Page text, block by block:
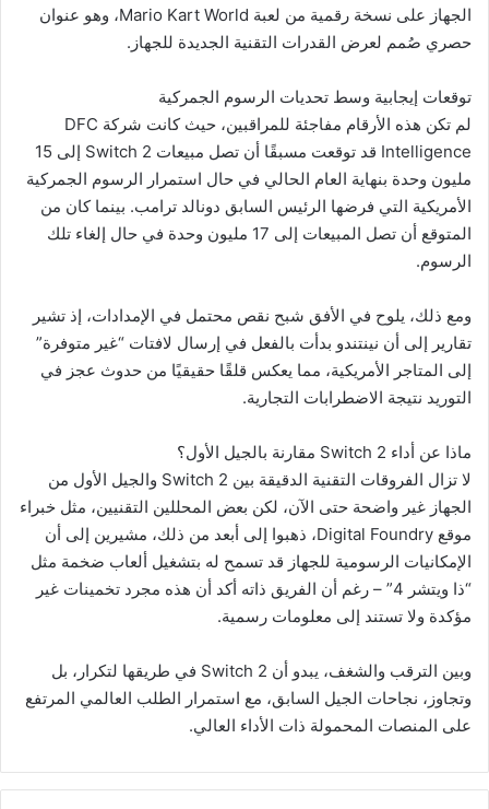
الجهاز على نسخة رقمية من لعبة Mario Kart World، وهو عنوان
حصري صُمم لعرض القدرات التقنية الجديدة للجهاز.
توقعات إيجابية وسط تحديات الرسوم الجمركية
لم تكن هذه الأرقام مفاجئة للمراقبين، حيث كانت شركة DFC
Intelligence قد توقعت مسبقًا أن تصل مبيعات Switch 2 إلى 15
مليون وحدة بنهاية العام الحالي في حال استمرار الرسوم الجمركية
الأمريكية التي فرضها الرئيس السابق دونالد ترامب. بينما كان من
المتوقع أن تصل المبيعات إلى 17 مليون وحدة في حال إلغاء تلك
الرسوم.
ومع ذلك، يلوح في الأفق شبح نقص محتمل في الإمدادات، إذ تشير
تقارير إلى أن نينتندو بدأت بالفعل في إرسال لافتات “غير متوفرة”
إلى المتاجر الأمريكية، مما يعكس قلقًا حقيقيًا من حدوث عجز في
التوريد نتيجة الاضطرابات التجارية.
ماذا عن أداء Switch 2 مقارنة بالجيل الأول؟
لا تزال الفروقات التقنية الدقيقة بين Switch 2 والجيل الأول من
الجهاز غير واضحة حتى الآن، لكن بعض المحللين التقنيين، مثل خبراء
موقع Digital Foundry، ذهبوا إلى أبعد من ذلك، مشيرين إلى أن
الإمكانيات الرسومية للجهاز قد تسمح له بتشغيل ألعاب ضخمة مثل
“ذا ويتشر 4” – رغم أن الفريق ذاته أكد أن هذه مجرد تخمينات غير
مؤكدة ولا تستند إلى معلومات رسمية.
وبين الترقب والشغف، يبدو أن Switch 2 في طريقها لتكرار، بل
وتجاوز، نجاحات الجيل السابق، مع استمرار الطلب العالمي المرتفع
على المنصات المحمولة ذات الأداء العالي.